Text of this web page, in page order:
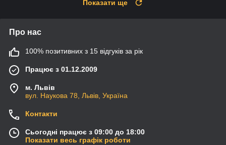
Показати ще
Про нас
100% позитивних з 15 відгуків за рік
Працює з 01.12.2009
м. Львів
вул. Наукова 78, Львів, Україна
Контакти
Сьогодні працює з 09:00 до 18:00
Показати весь графік роботи